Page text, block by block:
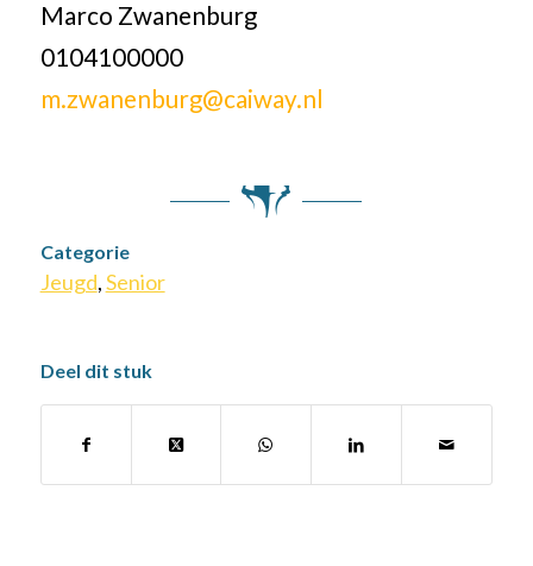
Marco Zwanenburg
0104100000
m.zwanenburg@caiway.nl
Categorie
Jeugd,Senior
Deel dit stuk